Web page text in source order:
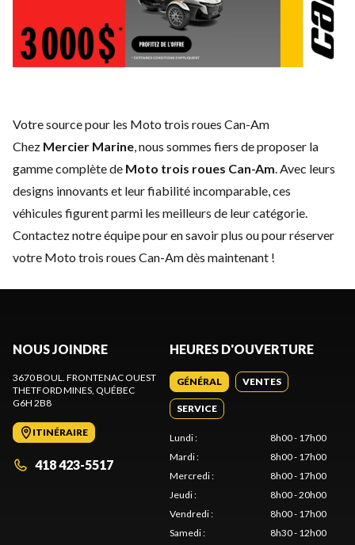
Votre source pour les Moto trois roues Can-Am
Chez Mercier Marine, nous sommes fiers de proposer la
gamme complète de Moto trois roues Can-Am. Avec leurs
designs innovants et leur fiabilité incomparable, ces
véhicules figurent parmi les meilleurs de leur catégorie.
Contactez notre équipepour en savoir plus ou pour réserver
votre Moto trois roues Can-Am dès maintenant !
NOUS JOINDRE
3670 BOUL. FRONTENAC OUEST
THETFORD MINES, QUÉBEC
G6H 2B8
ITINÉRAIRE
418 423-5517
HEURES D'OUVERTURE
GÉNÉRAL VENTES
SERVICE
Lundi:
8h00 - 17h00
Mardi:
8h00 - 17h00
Mercredi:
8h00 - 17h00
Jeudi:
8h00 - 20h00
Vendredi:
8h00 - 17h00
Samedi: 8h30 - 12h00